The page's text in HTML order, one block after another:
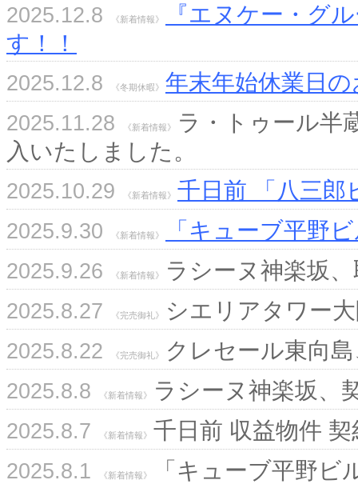
2025.12.8 《新着情報》
『エヌケー・グ
す！！
2025.12.8 《冬期休暇》 年末年始休業日
2025.11.28 《新着情報》
ラ・トゥール半
入いたしました。
2025.10.29 《新着情報》 千日前 「八三郎
2025.9.30 《新着情報》 「キューブ平野
2025.9.26 《新着情報》 ラシーヌ神楽坂
2025.8.27 《完売御礼》 シエリアタワー
2025.8.22 《完売御礼》 クレセール東向
2025.8.8 《新着情報》 ラシーヌ神楽坂、
2025.8.7 《新着情報》 千日前 収益物件
2025.8.1 《新着情報》 「キューブ平野